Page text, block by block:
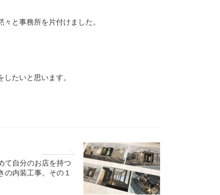
と事務所を片付けました。
たいと思います。
て自分のお店を持つ
の内装工事。その１